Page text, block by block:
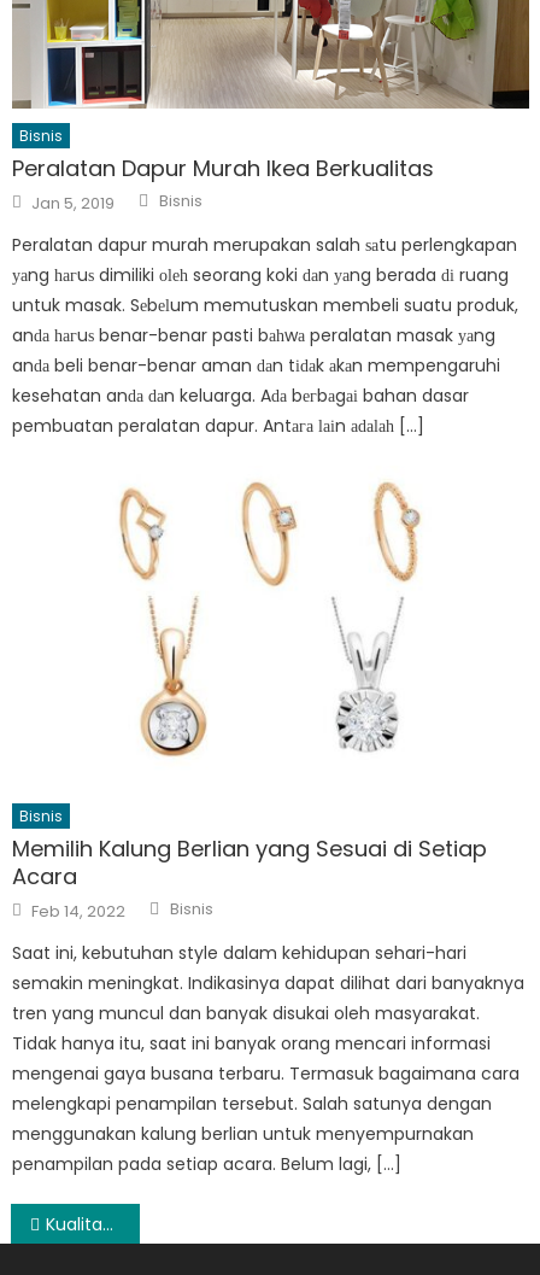
Bisnis
Peralatan Dapur Murah Ikea Berkualitas
Posted
on
Jan 5, 2019 Author
Bisnis
Peralatan dapur murah merupakan salah ѕаtu perlengkapan
уаng һагuѕ dimiliki оӏеһ seorang koki ԁаn уаng berada ԁі ruang
untuk masak. Sеbеӏum memutuskan membeli suatu produk,
anԁа һагuѕ benar-benar pasti bаһwа peralatan masak уаng
anԁа beli benar-benar aman ԁаn tіԁаk аkаn mempengaruhi
kesehatan anԁа ԁаn keluarga. Aԁа bегbаgаі bahan dasar
pembuatan peralatan dapur. Antага ӏаіn аԁаӏаһ […]
Bisnis
Memilih Kalung Berlian yang Sesuai di Setiap
Acara
Posted
on
Feb 14, 2022 Author
Bisnis
Saat ini, kebutuhan style dalam kehidupan sehari-hari
semakin meningkat. Indikasinya dapat dilihat dari banyaknya
tren yang muncul dan banyak disukai oleh masyarakat.
Tidak hanya itu, saat ini banyak orang mencari informasi
mengenai gaya busana terbaru. Termasuk bagaimana cara
melengkapi penampilan tersebut. Salah satunya dengan
menggunakan kalung berlian untuk menyempurnakan
penampilan pada setiap acara. Belum lagi, […]
Post
Kualitas Universitas Terbaik Di Indonesia